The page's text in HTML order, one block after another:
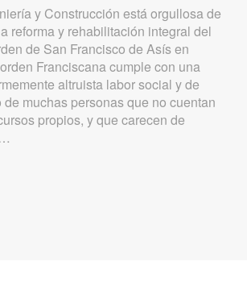
y Construcción está orgullosa de
reforma y rehabilitación integral del
de San Francisco de Asís en
Franciscana cumple con una
altruista labor social y de
muchas personas que no cuentan
propios, y que carecen de